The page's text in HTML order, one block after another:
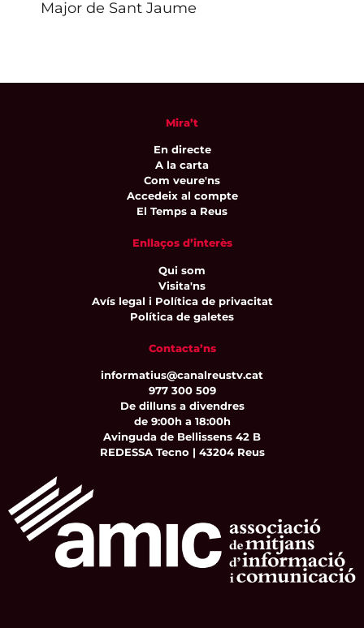
Major de Sant Jaume
Mira’t
En directe
A la carta
Com veure'ns
Accedeix al compte
El Temps a Reus
Enllaços d’interès
Qui som
Visita'ns
Avís legal i Política de privacitat
Política de galetes
Contacta’ns
informatius@canalreustv.cat
977 300 509
De dilluns a divendres
de 9:00h a 18:00h
Avinguda de Bellissens 42 B
REDESSA Tecno | 43204 Reus